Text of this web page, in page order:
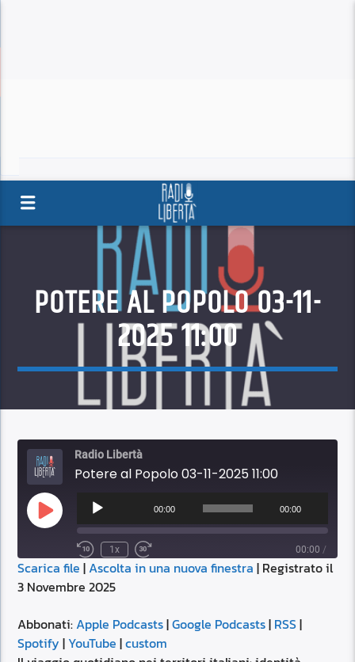
POTERE AL POPOLO 03-11-
2025 11:00
Radio Libertà
Potere al Popolo 03-11-2025 11:00
Play
Episode
Audio
Player
00:00 00:00
1x 00:00 /
SUBSCRIBE SHARE
Apple Podcasts
YouTube
SHARE
LINK
Scarica file |Ascolta in una nuova finestra | Registrato il
3 Novembre 2025
Abbonati:Apple Podcasts|Google Podcasts| RSS|
Spotify | YouTube |custom